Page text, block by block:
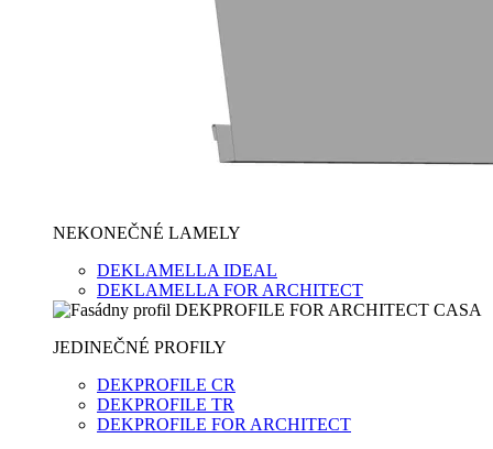
NEKONEČNÉ LAMELY
DEKLAMELLA IDEAL
DEKLAMELLA FOR ARCHITECT
JEDINEČNÉ PROFILY
DEKPROFILE CR
DEKPROFILE TR
DEKPROFILE FOR ARCHITECT